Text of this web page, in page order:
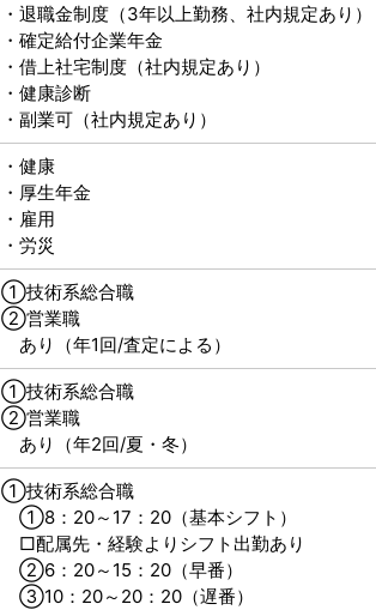
・退職金制度（3年以上勤務、社内規定あり）
・確定給付企業年金
・借上社宅制度（社内規定あり）
・健康診断
・副業可（社内規定あり）
・健康
・厚生年金
・雇用
・労災
①技術系総合職
②営業職
あり（年1回/査定による）
①技術系総合職
②営業職
あり（年2回/夏・冬）
①技術系総合職
①8：20～17：20（基本シフト）
□配属先・経験よりシフト出勤あり
②6：20～15：20（早番）
➂10：20～20：20（遅番）